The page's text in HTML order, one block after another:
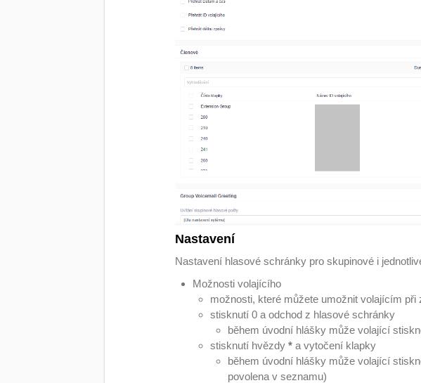
Nastavení
Nastavení hlasové schránky pro skupinové i
Možnosti volajícího
možnosti, které můžete umožnit volajícím
stisknutí 0 a odchod z hlasové schránky
během úvodní hlášky může volající
stisknutí hvězdy* a vytočení klapky
během úvodní hlášky může volající
povolena v seznamu)